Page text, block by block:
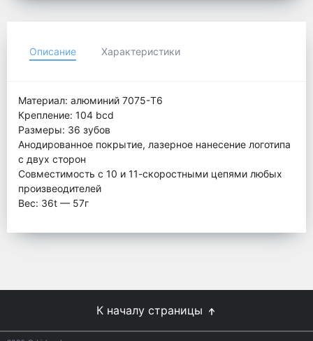
Описание Характеристики
Материал: алюминий 7075-T6
Крепление: 104 bcd
Размеры: 36 зубов
Анодированное покрытие, лазерное нанесение логотипа
с двух сторон
Совместимость с 10 и 11-скоростными цепями любых
произвеодителей
Вес: 36t — 57г
К началу страницы